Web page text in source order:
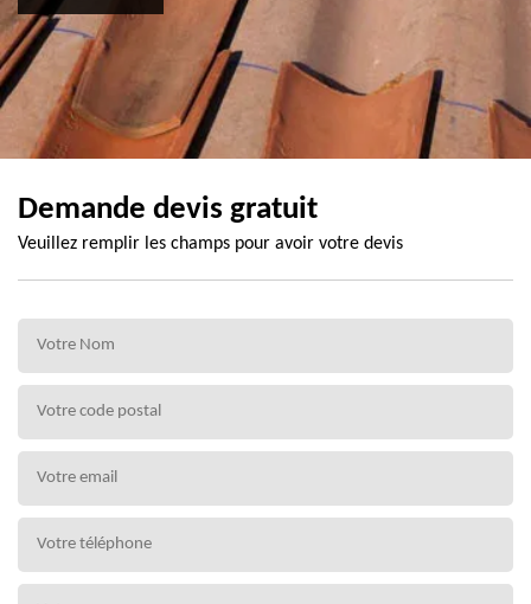
Demande devis gratuit
Veuillez remplir les champs pour avoir votre devis